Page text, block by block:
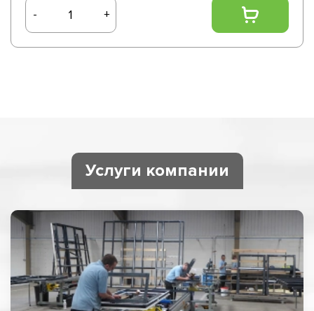
- +
Услуги компании